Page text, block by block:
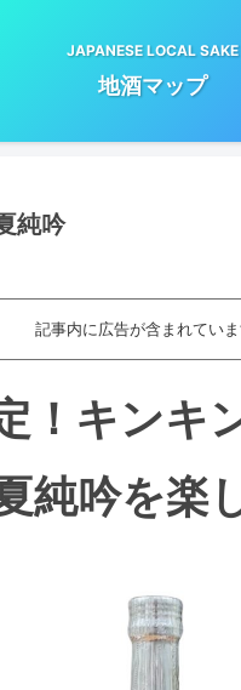
JAPANESE LOCAL SAKE
地酒マップ
純吟
記事内に広告が含まれていま
！キンキ
純吟を楽